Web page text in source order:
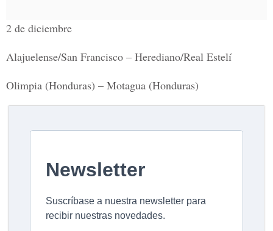
2 de diciembre
Alajuelense/San Francisco – Herediano/Real Estelí
Olimpia (Honduras) – Motagua (Honduras)